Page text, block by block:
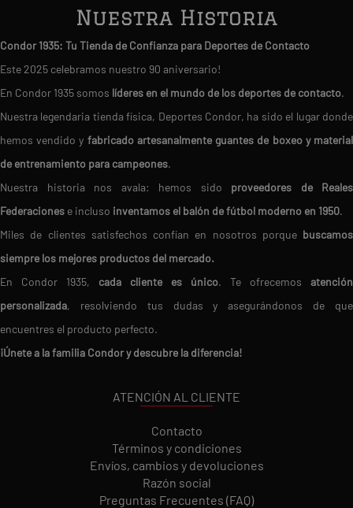
Nuestra Historia
Condor 1935: Tu Tienda de Confianza para Deportes de Contacto
Este 2025 celebramos nuestro 90 aniversario!
En Condor 1935 somos líderes en el mundo de los deportes de contacto.
Nuestra legendaria tienda física, Deportes Condor, ha sido el lugar donde
hemos vendido y fabricado artesanalmente guantes de boxeo y material
de entrenamiento para campeones.
Nuestra historia nos avala: hemos sido proveedores de Reales
Federaciones e incluso inventamos el balón de fútbol moderno en 1950.
Miles de clientes satisfechos confían en nosotros porque buscamos
siempre los mejores productos del mercado.
En Condor 1935, cada cliente es único. Te ofrecemos atención
personalizada, resolviendo tus dudas y asegurándonos de que
encuentres el producto perfecto.
¡Únete a la familia Condor y descubre la diferencia!
ATENCIÓN AL CLIENTE
Contacto
Términos y condiciones
Envíos, cambios y devoluciones
Razón social
Preguntas Frecuentes (FAQ)